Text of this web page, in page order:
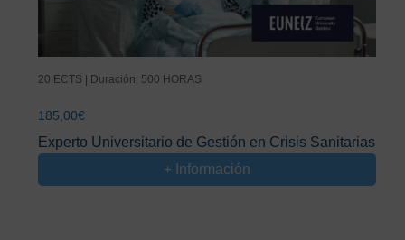
20 ECTS | Duración: 500 HORAS
185,00€
Experto Universitario de Gestión en Crisis Sanitarias
+ Información